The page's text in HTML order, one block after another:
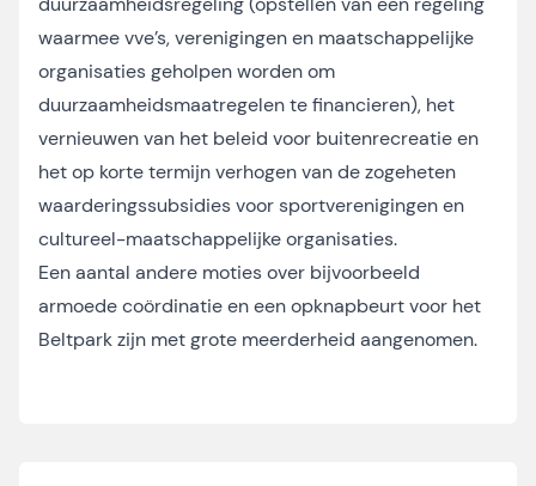
waarmee vve’s, verenigingen en maatschappelijke
organisaties geholpen worden om
duurzaamheidsmaatregelen te financieren), het
vernieuwen van het beleid voor buitenrecreatie en
het op korte termijn verhogen van de zogeheten
waarderingssubsidies voor sportverenigingen en
cultureel-maatschappelijke organisaties.
Een aantal andere moties over bijvoorbeeld
armoede coördinatie en een opknapbeurt voor het
Beltpark zijn met grote meerderheid aangenomen.